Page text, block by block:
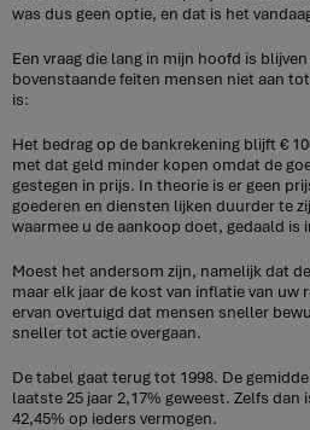
was dus geen optie, en dat is het
Een vraag die lang in mijn hoofd is
bovenstaande feiten mensen niet aan
is:
Het bedrag op de bankrekening blijft €
met dat geld minder kopen omdat de
gestegen in prijs. In theorie is er geen
goederen en diensten lijken duurder te
waarmee u de aankoop doet, gedaald is
Moest het andersom zijn, namelijk dat
maar elk jaar de kost van inflatie van uw
ervan overtuigd dat mensen sneller
sneller tot actie overgaan.
De tabel gaat terug tot 1998. De
laatste 25 jaar 2,17% geweest. Zelfs
42,45% op ieders vermogen.